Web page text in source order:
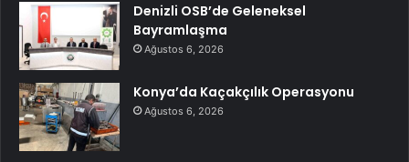
Denizli OSB’de Geleneksel
Bayramlaşma
Ağustos 6, 2026
Konya’da Kaçakçılık Operasyonu
Ağustos 6, 2026